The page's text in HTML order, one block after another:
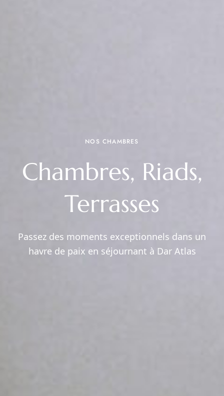
NOS CHAMBRES
Chambres, Riads,
Terrasses
Passez des moments exceptionnels dans un
havre de paix en séjournant à Dar Atlas